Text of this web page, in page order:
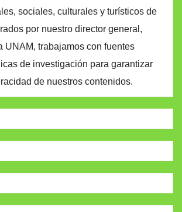
sociales, culturales y turísticos de
por nuestro director general,
UNAM, trabajamos con fuentes
de investigación para garantizar
de nuestros contenidos.